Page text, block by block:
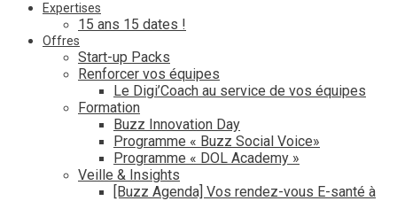
Expertises
15 ans 15 dates !
Offres
Start-up Packs
Renforcer vos équipes
Le Digi’Coach au service de vos équipes
Formation
Buzz Innovation Day
Programme « Buzz Social Voice»
Programme « DOL Academy »
Veille & Insights
[Buzz Agenda] Vos rendez-vous E-santé à